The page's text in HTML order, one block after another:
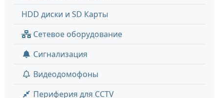
HDD диски и SD Карты
Сетевое оборудование
Сигнализация
Видеодомофоны
Периферия для CCTV